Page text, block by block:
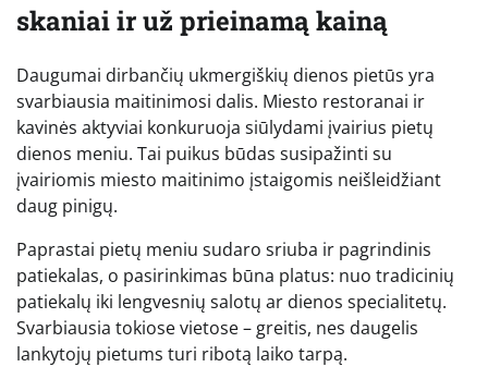
skaniai ir už prieinamą kainą
Daugumai dirbančių ukmergiškių dienos pietūs yra
svarbiausia maitinimosi dalis. Miesto restoranai ir
kavinės aktyviai konkuruoja siūlydami įvairius pietų
dienos meniu. Tai puikus būdas susipažinti su
įvairiomis miesto maitinimo įstaigomis neišleidžiant
daug pinigų.
Paprastai pietų meniu sudaro sriuba ir pagrindinis
patiekalas, o pasirinkimas būna platus: nuo tradicinių
patiekalų iki lengvesnių salotų ar dienos specialitetų.
Svarbiausia tokiose vietose – greitis, nes daugelis
lankytojų pietums turi ribotą laiko tarpą.